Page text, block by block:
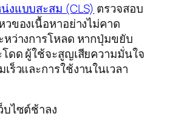
งแบบสะสม (CLS) ตรวจสอบ
วของเนื้อหาอย่างไม่คาด
ว่างการโหลด หากปุ่มขยับ
ดด ผู้ใช้จะสูญเสียความมั่นใจ
ร็วและการใช้งานในเวลา
บไซต์ช้าลง